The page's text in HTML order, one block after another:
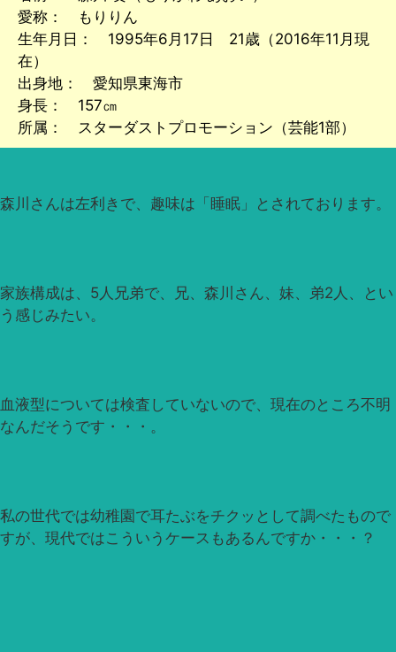
愛称： もりりん
生年月日： 1995年6月17日 21歳（2016年11月現
在）
出身地： 愛知県東海市
身長： 157㎝
所属： スターダストプロモーション（芸能1部）
森川さんは左利きで、趣味は「睡眠」とされております。
家族構成は、5人兄弟で、兄、森川さん、妹、弟2人、とい
う感じみたい。
血液型については検査していないので、現在のところ不明
なんだそうです・・・。
私の世代では幼稚園で耳たぶをチクッとして調べたもので
すが、現代ではこういうケースもあるんですか・・・？